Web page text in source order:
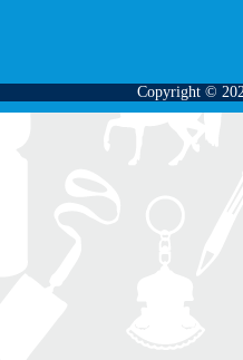
Copyright ©